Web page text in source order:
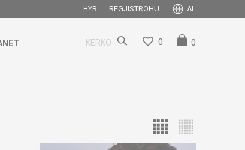
HYR REGJISTROHU AL
KËRKO 0
0